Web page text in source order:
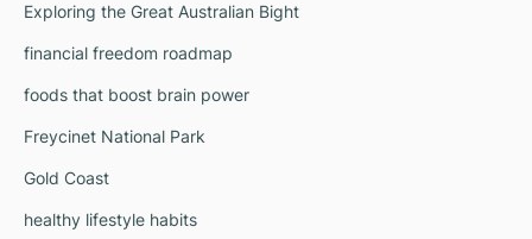
Exploring the Great Australian Bight
financial freedom roadmap
foods that boost brain power
Freycinet National Park
Gold Coast
healthy lifestyle habits